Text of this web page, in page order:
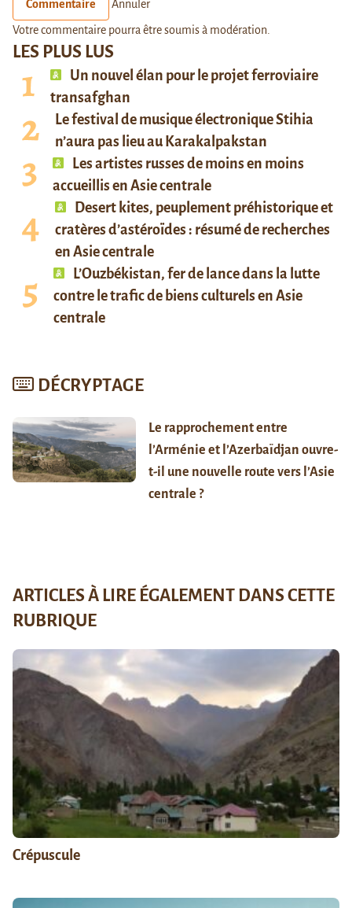
LES PLUS LUS
Un nouvel élan pour le projet ferroviaire
transafghan
Le festival de musique électronique Stihia
n’aura pas lieu au Karakalpakstan
Les artistes russes de moins en moins
accueillis en Asie centrale
Desert kites, peuplement préhistorique et
cratères d’astéroïdes : résumé de recherches
en Asie centrale
L’Ouzbékistan, fer de lance dans la lutte
contre le trafic de biens culturels en Asie
centrale
DÉCRYPTAGE
Le rapprochement entre
l’Arménie et l’Azerbaïdjan ouvre-
t-il une nouvelle route vers l’Asie
centrale ?
Commentaire Annuler
Votre commentaire pourra être soumis à modération.
ARTICLES À LIRE ÉGALEMENT DANS CETTE
RUBRIQUE
Crépuscule